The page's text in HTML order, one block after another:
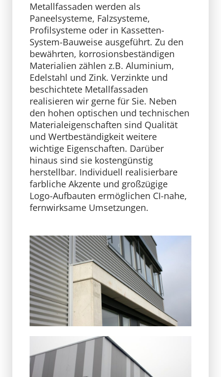
Metallfassaden werden als
Paneelsysteme, Falzsysteme,
Profilsysteme oder in Kassetten-
System-Bauweise ausgeführt. Zu den
bewährten, korrosionsbeständigen
Materialien zählen z.B. Aluminium,
Edelstahl und Zink. Verzinkte und
beschichtete Metallfassaden
realisieren wir gerne für Sie. Neben
den hohen optischen und technischen
Materialeigenschaften sind Qualität
und Wertbeständigkeit weitere
wichtige Eigenschaften. Darüber
hinaus sind sie kostengünstig
herstellbar. Individuell realisierbare
farbliche Akzente und großzügige
Logo-Aufbauten ermöglichen CI-nahe,
fernwirksame Umsetzungen.